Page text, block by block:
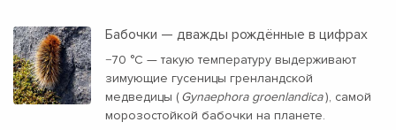
Бабочки — дважды рождённые в цифрах
−70 °C — такую температуру выдерживают
зимующие гусеницы гренландской
медведицы (Gynaephora groenlandica ), самой
морозостойкой бабочки на планете.